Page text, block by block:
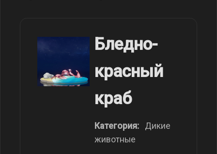
Бледно-
красный
краб
Категория:
Дикие
животные